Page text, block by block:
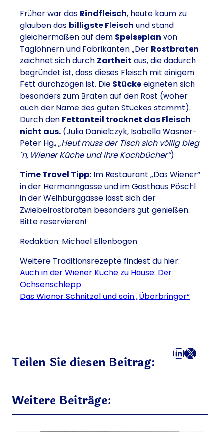
Früher war das Rindfleisch, heute kaum zu
glauben das billigste Fleisch und stand
gleichermaßen auf dem Speiseplan von
Taglöhnern und Fabrikanten „Der Rostbraten
zeichnet sich durch Zartheit aus, die dadurch
begründet ist, dass dieses Fleisch mit einigem
Fett durchzogen ist. Die Stückeeigneten sich
besonders zum Braten auf den Rost (woher
auch der Name des guten Stückes stammt).
Durch den Fettanteil trocknet das Fleisch
nicht aus. (Julia Danielczyk, Isabella Wasner-
Peter Hg., „Heut muss der Tisch sich völlig bieg
´n, Wiener Küche und ihre Kochbücher“)
Time Travel Tipp: Im Restaurant „Das Wiener“
in der Hermanngasse und im Gasthaus Pöschl
in der Weihburggasse lässt sich der
Zwiebelrostbraten besonders gut genießen.
Bitte reservieren!
Redaktion: Michael Ellenbogen
Weitere Traditionsrezepte findest du hier:
Auch in der Wiener Küche zu Hause: Der
Ochsenschlepp
Das Wiener Schnitzel und sein „Überbringer“
Teilen Sie diesen Beitrag:
Facebook
LinkedIn
X E-Mail
Weitere Beiträge: